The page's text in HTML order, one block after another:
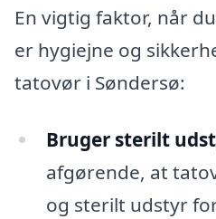
En vigtig faktor, når
er hygiejne og
tatovør i Søndersø:
Bruger sterilt
afgørende, at
og sterilt udstyr